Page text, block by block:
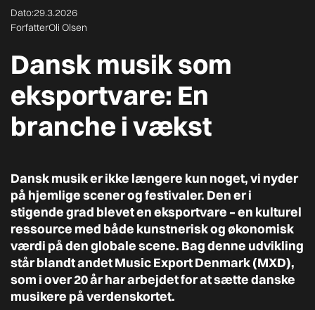
Dato:29.3.2026
ForfatterOli Olsen
Dansk musik som
eksportvare: En
branche i vækst
Dansk musik er ikke længere kun noget, vi nyder
på hjemlige scener og festivaler. Den er i
stigende grad blevet en eksportvare – en kulturel
ressource med både kunstnerisk og økonomisk
værdi på den globale scene. Bag denne udvikling
står blandt andetMusic Export Denmark (MXD),
som i over 20 år har arbejdet for at sætte danske
musikere på verdenskortet.